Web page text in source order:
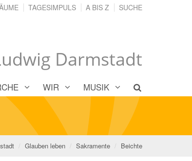
Darmstadt
TAGESIMPULS A BIS Z SUCHE
WIR MUSIK
Glauben leben Sakramente Beichte